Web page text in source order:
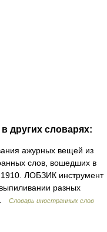
других словарях:
ажурных вещей из
слов, вошедших в
1910. ЛОБЗИК инструмент
разных
Словарь иностранных слов